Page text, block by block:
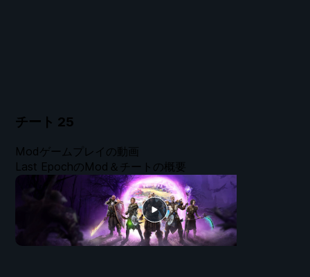
チート 25
Modゲームプレイの動画
Last EpochのMod＆チートの概要